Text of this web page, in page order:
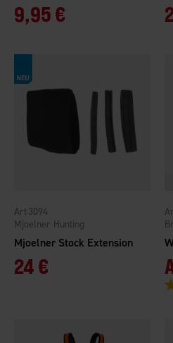
9,95 €
Mjoelner Stock Extension
Mjoelner Hunting
3094
24 €